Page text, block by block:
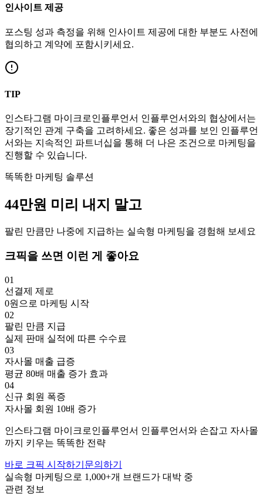
인사이트 제공
포스팅 성과 측정을 위해 인사이트 제공에 대한 부분도 사전에
협의하고 계약에 포함시키세요.
TIP
인스타그램 마이크로인플루언서 인플루언서와의 협상에서는
장기적인 관계 구축을 고려하세요. 좋은 성과를 보인 인플루언
서와는 지속적인 파트너십을 통해 더 나은 조건으로 마케팅을
진행할 수 있습니다.
똑똑한 마케팅 솔루션
44만원 미리 내지 말고
팔린 만큼만 나중에 지급하는 실속형 마케팅을 경험해 보세요
크픽을 쓰면 이런 게 좋아요
01
선결제 제로
0원으로 마케팅 시작
02
팔린 만큼 지급
실제 판매 실적에 따른 수수료
03
자사몰 매출 급증
평균 80배 매출 증가 효과
04
신규 회원 폭증
자사몰 회원 10배 증가
인스타그램 마이크로인플루언서 인플루언서와 손잡고 자사몰
까지 키우는 똑똑한 전략
바로 크픽 시작하기 문의하기
실속형 마케팅으로 1,000+개 브랜드가 대박 중
관련 정보